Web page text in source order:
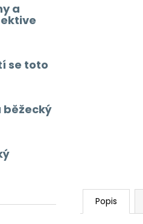
a
se toto
běžecký
Popis